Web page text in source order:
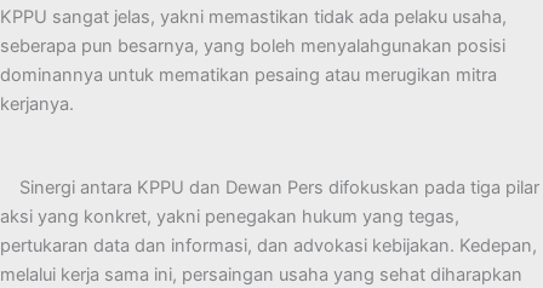
KPPU sangat jelas, yakni memastikan tidak ada pelaku usaha,
seberapa pun besarnya, yang boleh menyalahgunakan posisi
dominannya untuk mematikan pesaing atau merugikan mitra
kerjanya.
Sinergi antara KPPU dan Dewan Pers difokuskan pada tiga pilar
aksi yang konkret, yakni penegakan hukum yang tegas,
pertukaran data dan informasi, dan advokasi kebijakan. Kedepan,
melalui kerja sama ini, persaingan usaha yang sehat diharapkan